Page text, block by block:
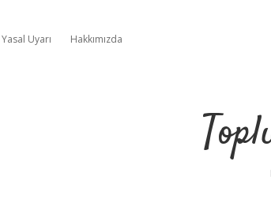
Yasal Uyarı Hakkımızda